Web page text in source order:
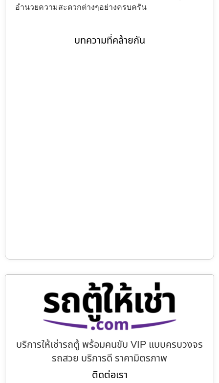
อำนวยความสะดวกต่างๆอย่างครบครัน
บทความที่คล้ายกัน
บริการให้เช่ารถตู้ พร้อมคนขับ VIP แบบครบวงจร
รถสวย บริการดี ราคามิตรภาพ
ติดต่อเรา